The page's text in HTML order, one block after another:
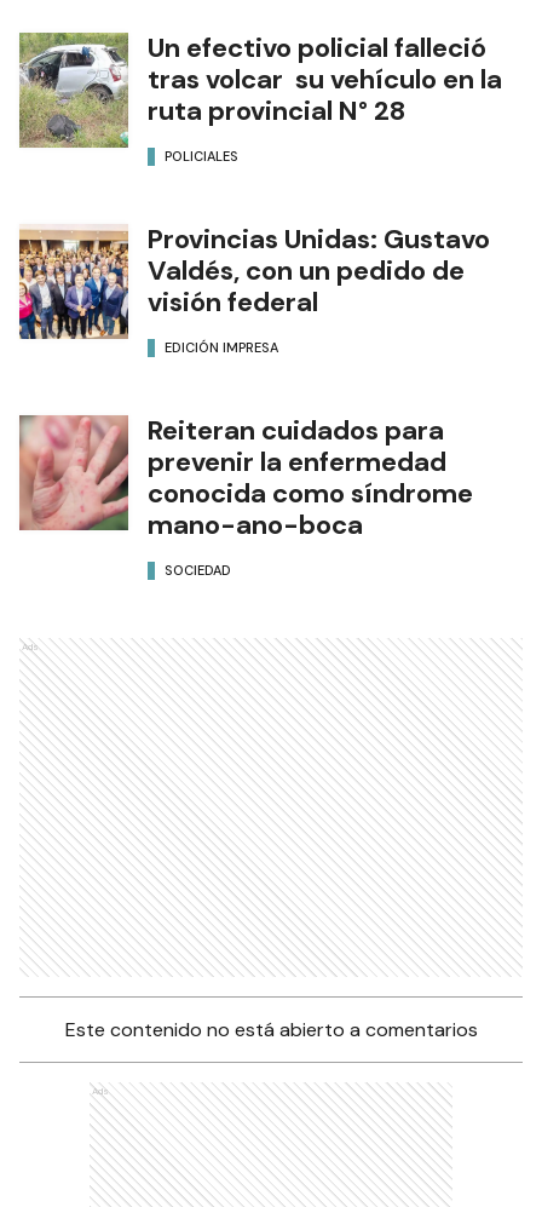
Un efectivo policial falleció
tras volcar su vehículo en la
ruta provincial N° 28
POLICIALES
Provincias Unidas: Gustavo
Valdés, con un pedido de
visión federal
EDICIÓN IMPRESA
Reiteran cuidados para
prevenir la enfermedad
conocida como síndrome
mano-ano-boca
SOCIEDAD
Ads
Este contenido no está abierto a comentarios
Ads